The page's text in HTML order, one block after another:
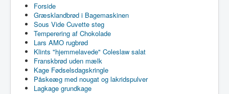
Forside
Græsklandbrød i Bagemaskinen
Sous Vide Cuvette steg
Temperering af Chokolade
Lars AMO rugbrød
Klints "hjemmelavede" Coleslaw salat
Franskbrød uden mælk
Kage Fødselsdagskringle
Påskeæg med nougat og lakridspulver
Lagkage grundkage